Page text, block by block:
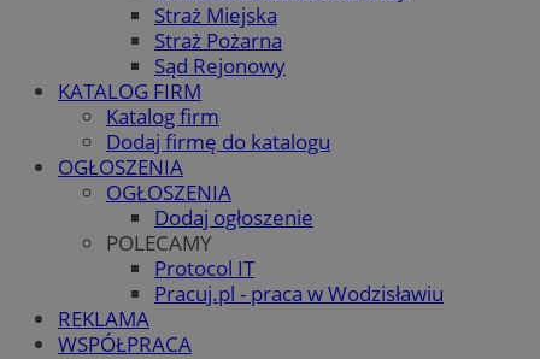
Straż Miejska
Straż Pożarna
Sąd Rejonowy
KATALOG FIRM
Katalog firm
Dodaj firmę do katalogu
OGŁOSZENIA
OGŁOSZENIA
Dodaj ogłoszenie
POLECAMY
Protocol IT
Pracuj.pl - praca w Wodzisławiu
REKLAMA
WSPÓŁPRACA